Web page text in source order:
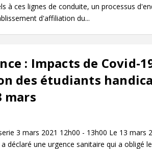
à ces lignes de conduite, un processus
d'affiliation du...
: Impacts de Covid-
des étudiants
mars
3 mars 2021 12h00 - 13h00 Le 13 mars
déclaré une urgence sanitaire qui a obligé